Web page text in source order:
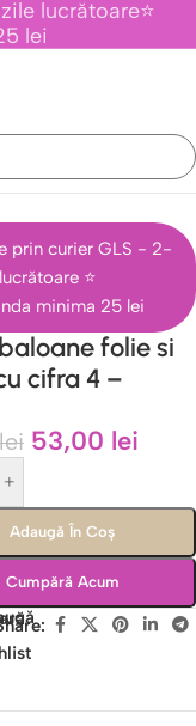
lucrătoare⭐
lei
Animate/Colectia Stitch
prin curier GLS - 2-
⭐
minima 25 lei
baloane folie si
cifra 4 –
lei 53,00 lei
+
Adaugă În Coș
Cumpără Acum